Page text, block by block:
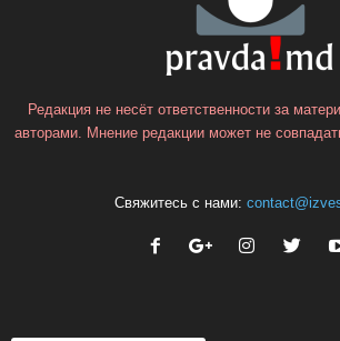
Редакция не несёт ответственности за
авторами. Мнение редакции может не
Свяжитесь с нами: